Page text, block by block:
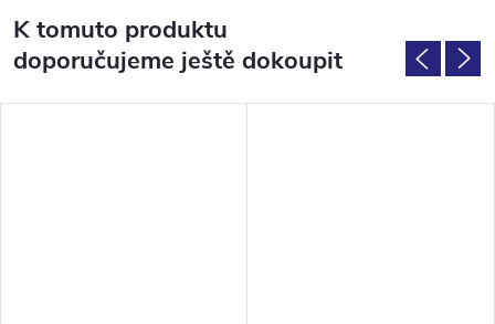
K tomuto produktu
doporučujeme ještě dokoupit